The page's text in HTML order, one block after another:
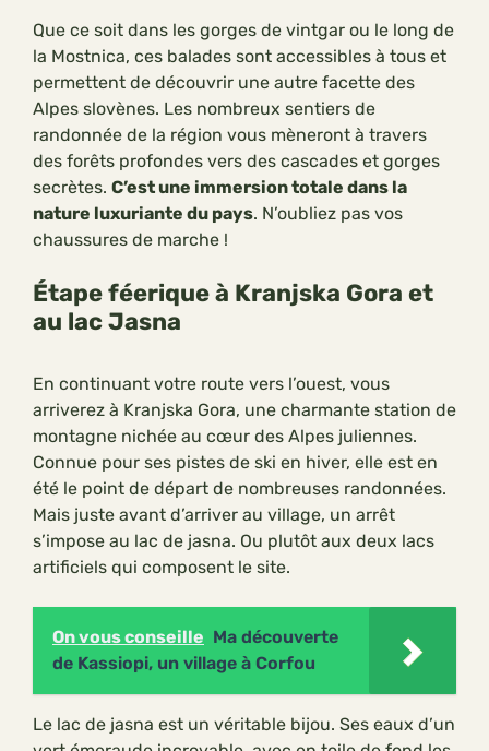
Que ce soit dans les gorges de vintgar ou le long de
la Mostnica, ces balades sont accessibles à tous et
permettent de découvrir une autre facette des
Alpes slovènes. Les nombreux sentiers de
randonnée de la région vous mèneront à travers
des forêts profondes vers des cascades et gorges
secrètes. C’est une immersion totale dans la
nature luxuriante du pays. N’oubliez pas vos
chaussures de marche !
Étape féerique à Kranjska Gora et
au lac Jasna
En continuant votre route vers l’ouest, vous
arriverez à Kranjska Gora, une charmante station de
montagne nichée au cœur des Alpes juliennes.
Connue pour ses pistes de ski en hiver, elle est en
été le point de départ de nombreuses randonnées.
Mais juste avant d’arriver au village, un arrêt
s’impose au lac de jasna. Ou plutôt aux deux lacs
artificiels qui composent le site.
On vous conseille Ma découverte
de Kassiopi, un village à Corfou
Le lac de jasna est un véritable bijou. Ses eaux d’un